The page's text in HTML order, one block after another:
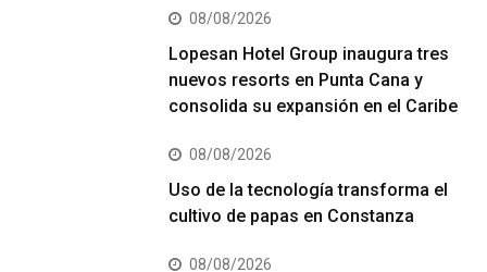
08/08/2026
Lopesan Hotel Group inaugura tres
nuevos resorts en Punta Cana y
consolida su expansión en el Caribe
08/08/2026
Uso de la tecnología transforma el
cultivo de papas en Constanza
08/08/2026